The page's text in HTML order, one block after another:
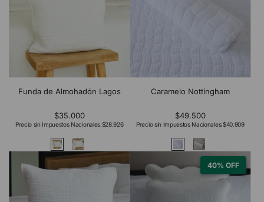
Funda de Almohadón Lagos
$35.000
Precio sin Impuestos Nacionales:$28.926
Caramelo Nottingham
$49.500
Precio sin Impuestos Nacionales:$40.909
40% OFF